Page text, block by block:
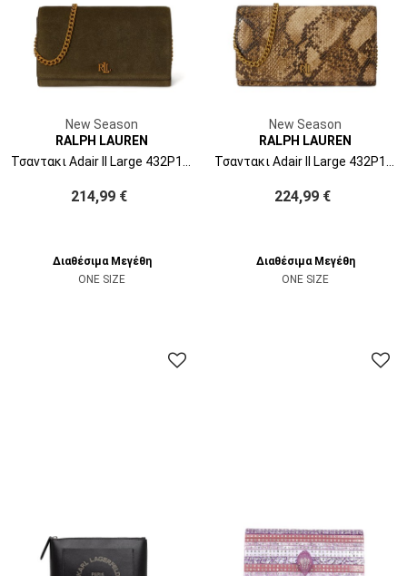
New Season
RALPH LAUREN
Τσαντακι Adair II Large 432P15691003 botanic green
214,99 €
Διαθέσιμα Μεγέθη
ONE SIZE
New Season
RALPH LAUREN
Τσαντακι Adair II Large 432P15692001 tan multi
224,99 €
Διαθέσιμα Μεγέθη
ONE SIZE